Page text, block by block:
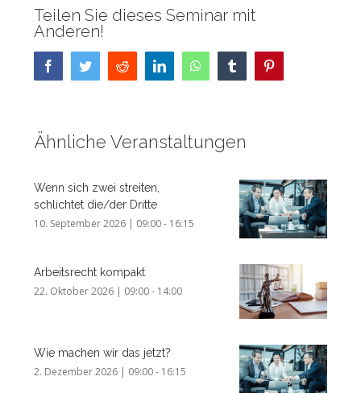
Teilen Sie dieses Seminar mit
Anderen!
FacebookTwitterReddit LinkedInWhatsAppTumblr
Ähnliche Veranstaltungen
Wenn sich zwei streiten,
schlichtet die/der Dritte
10. September 2026 | 09:00- 16:15
Arbeitsrecht kompakt
22. Oktober 2026 | 09:00- 14:00
Wie machen wir das jetzt?
2. Dezember 2026 | 09:00- 16:15